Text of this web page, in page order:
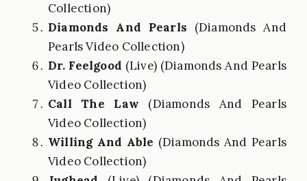
Collection)
Diamonds And Pearls (Diamonds And
Pearls Video Collection)
Dr. Feelgood (Live) (Diamonds And Pearls
Video Collection)
Call The Law (Diamonds And Pearls
Video Collection)
Willing And Able (Diamonds And Pearls
Video Collection)